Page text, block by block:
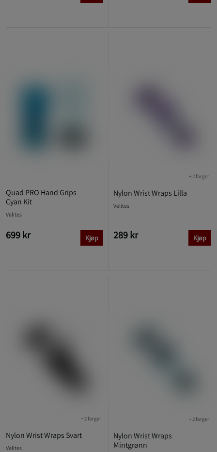
Quad PRO Hand Grips
Cyan Kit
Velites
699 kr Kjøp
Nylon Wrist Wraps Lilla
+ 2 farger
Velites
289 kr Kjøp
Nylon Wrist Wraps Svart
+ 2 farger
Velites
Nylon Wrist Wraps
Mintgrønn
+ 2 farger